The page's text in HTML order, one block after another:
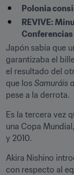
Polonia
REVIVE:
Japón sabía que
garantizaba el
el resultado del
que los Samuráis
pese a la derrota.
Es la tercera vez
una Copa
y 2010.
Akira Nishino
con respecto al